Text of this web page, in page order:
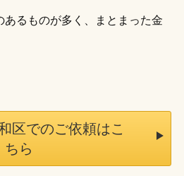
るものが多く、まとまった金
区でのご依頼はこ
ちら